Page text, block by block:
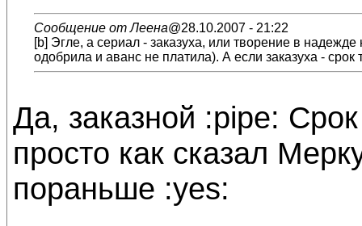
Сообщение от Леена@28.10.2007 - 21:22
[b] Эгле, а сериал - заказуха, или творение в
одобрила и аванс не платила). А если заказуха -
Да, заказной :pipe:
просто как сказал
пораньше :yes: